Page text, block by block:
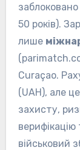
50 років).
лише
Curaçao.
(UAH), але
захисту,
військовий